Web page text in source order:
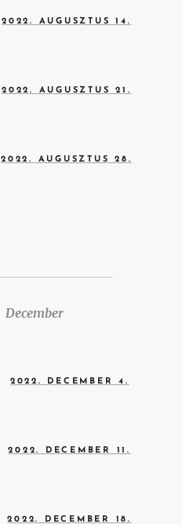
2022. AUGUSZTUS 14.
2022. AUGUSZTUS 21.
2022. AUGUSZTUS 28.
December
2022. DECEMBER 4.
2022. DECEMBER 11.
2022. DECEMBER 18.